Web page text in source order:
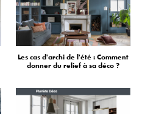
Les cas d'archi de l'été : Comment
donner du relief à sa déco ?